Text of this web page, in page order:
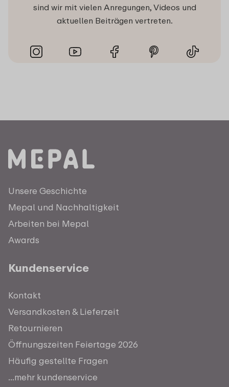
sind wir mit vielen Anregungen, Videos und
aktuellen Beiträgen vertreten.
Unsere Geschichte
Mepal und Nachhaltigkeit
Arbeiten bei Mepal
Awards
Kundenservice
Kontakt
Versandkosten & Lieferzeit
Retournieren
Öffnungszeiten Feiertage 2026
Häufig gestellte Fragen
...mehr kundenservice